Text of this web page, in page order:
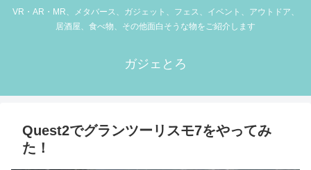
VR・AR・MR、メタバース、ガジェット、フェス、イベント、アウトドア、
居酒屋、食べ物、その他面白そうな物をご紹介します
ガジェとろ
Quest2でグランツーリスモ7をやってみ
た！